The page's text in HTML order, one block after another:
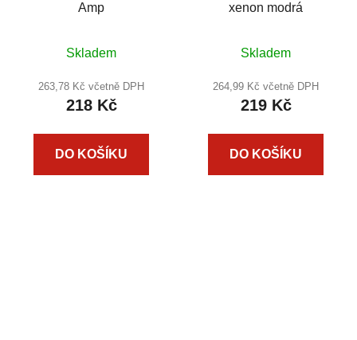
Amp
Skladem
263,78 Kč včetně DPH
218 Kč
DO KOŠÍKU
xenon modrá
Skladem
264,99 Kč včetně DPH
219 Kč
DO KOŠÍKU